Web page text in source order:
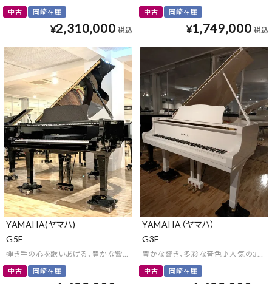
中古 岡崎在庫
¥2,310,000 税込
中古 岡崎在庫
¥1,749,000 税込
YAMAHA(ヤマハ)
G5E
弾き手の心を歌いあげる、豊かな響きのグランドピアノ
中古 岡崎在庫
YAMAHA（ヤマハ）
G3E
豊かな響き、多彩な音色♪人気の3型
中古 岡崎在庫